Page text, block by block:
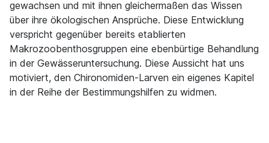
gewachsen und mit ihnen gleichermaßen das Wissen
über ihre ökologischen Ansprüche. Diese Entwicklung
verspricht gegenüber bereits etablierten
Makrozoobenthosgruppen eine ebenbürtige Behandlung
in der Gewässeruntersuchung. Diese Aussicht hat uns
motiviert, den Chironomiden-Larven ein eigenes Kapitel
in der Reihe der Bestimmungshilfen zu widmen.